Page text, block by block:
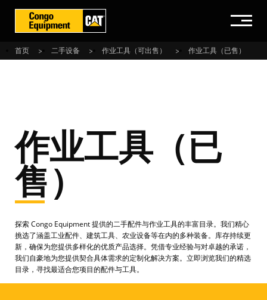
首页 二手设备 作业工具（可出售） 作业工具（已售）
作业工具（已
售）
探索 Congo Equipment 提供的二手配件与作业工具的丰富目录。我们精心
挑选了涵盖工业配件、建筑工具、农业设备等在内的多种装备。库存持续更
新，确保为您提供多样化的优质产品选择。凭借专业经验与对卓越的承诺，
我们自豪地为您提供契合具体需求的定制化解决方案。立即浏览我们的精选
目录，寻找最适合您项目的配件与工具。